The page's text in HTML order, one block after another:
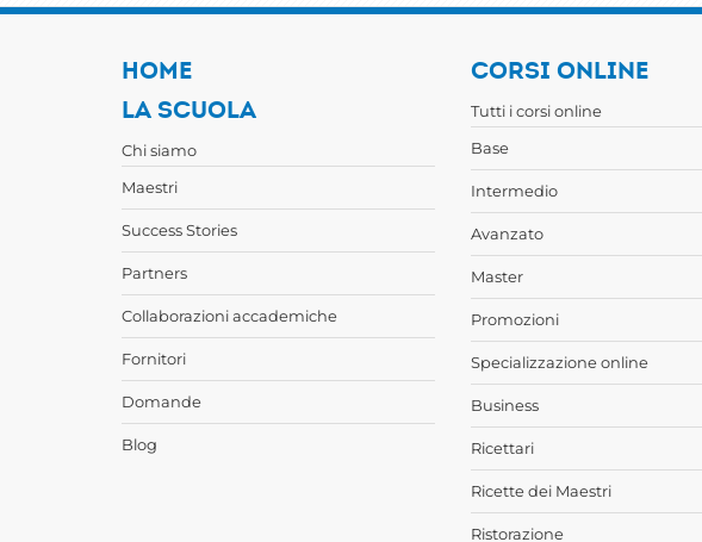
HOME
LA SCUOLA
Chi siamo
Maestri
Success Stories
Partners
Collaborazioni accademiche
Fornitori
Domande
Blog
CORSI ONLINE
Tutti i corsi online
Base
Intermedio
Avanzato
Master
Promozioni
Specializzazione online
Business
Ricettari
Ricette dei Maestri
Ristorazione